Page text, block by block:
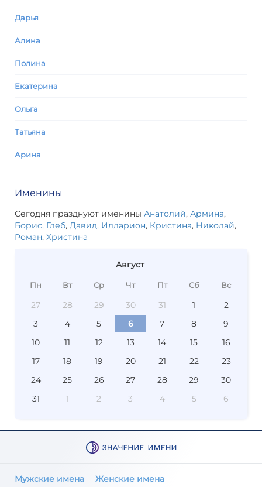
Дарья
Алина
Полина
Екатерина
Ольга
Татьяна
Арина
Именины
Сегодня празднуют именины Анатолий, Армина,
Борис, Глеб, Давид, Илларион, Кристина, Николай,
Роман, Христина
Август
Пн Вт Ср Чт Пт Сб Вс
27 28 29 30 31 1
2
3
4 5 6 7 8
9
10
11 12 13 14 15
16
17
18 19 20 21 22
23
24
25 26 27 28 29
30
31
1 2 3 4 5 6
Мужские имена Женские имена